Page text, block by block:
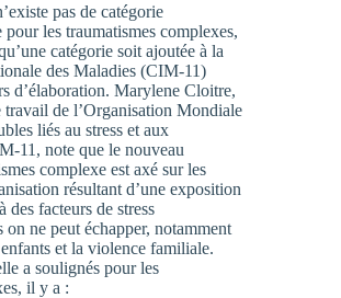
pas de catégorie
les traumatismes complexes,
catégorie soit ajoutée à la
des Maladies (CIM-11)
d’élaboration. Marylene Cloitre,
travail de l’Organisation Mondiale
liés au stress et aux
11, note que le nouveau
complexe est axé sur les
résultant d’une exposition
des facteurs de stress
on ne peut échapper, notamment
et la violence familiale.
a soulignés pour les
il y a :